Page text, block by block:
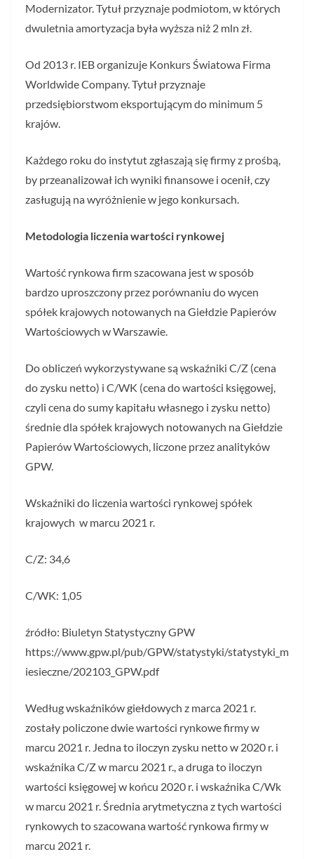
Modernizator. Tytuł przyznaje podmiotom, w których
dwuletnia amortyzacja była wyższa niż 2 mln zł.
Od 2013 r. IEB organizuje Konkurs Światowa Firma
Worldwide Company. Tytuł przyznaje
przedsiębiorstwom eksportującym do minimum 5
krajów.
Każdego roku do instytut zgłaszają się firmy z prośbą,
by przeanalizował ich wyniki finansowe i ocenił, czy
zasługują na wyróżnienie w jego konkursach.
Metodologia liczenia wartości rynkowej
Wartość rynkowa firm szacowana jest w sposób
bardzo uproszczony przez porównaniu do wycen
spółek krajowych notowanych na Giełdzie Papierów
Wartościowych w Warszawie.
Do obliczeń wykorzystywane są wskaźniki C/Z (cena
do zysku netto) i C/WK (cena do wartości księgowej,
czyli cena do sumy kapitału własnego i zysku netto)
średnie dla spółek krajowych notowanych na Giełdzie
Papierów Wartościowych, liczone przez analityków
GPW.
Wskaźniki do liczenia wartości rynkowej spółek
krajowych w marcu 2021 r.
C/Z: 34,6
C/WK: 1,05
źródło: Biuletyn Statystyczny GPW
https://www.gpw.pl/pub/GPW/statystyki/statystyki_m
iesieczne/202103_GPW.pdf
Według wskaźników giełdowych z marca 2021 r.
zostały policzone dwie wartości rynkowe firmy w
marcu 2021 r. Jedna to iloczyn zysku netto w 2020 r. i
wskaźnika C/Z w marcu 2021 r., a druga to iloczyn
wartości księgowej w końcu 2020 r. i wskaźnika C/Wk
w marcu 2021 r. Średnia arytmetyczna z tych wartości
rynkowych to szacowana wartość rynkowa firmy w
marcu 2021 r.